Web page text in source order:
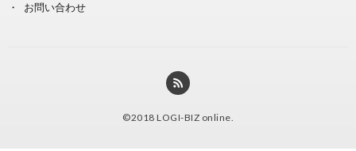
お問い合わせ
©2018 LOGI-BIZ online.